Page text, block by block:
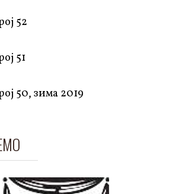
52
51
50, зима 2019